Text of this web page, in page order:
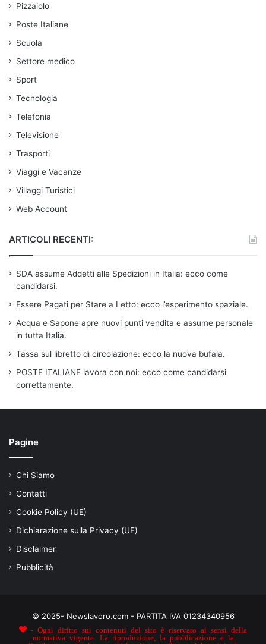
Pizzaiolo
Poste Italiane
Scuola
Settore medico
Sport
Tecnologia
Telefonia
Televisione
Trasporti
Viaggi e Vacanze
Villaggi Turistici
Web Account
ARTICOLI RECENTI:
SDA assume Addetti alle Spedizioni in Italia: ecco come
candidarsi.
Essere Pagati per Stare a Letto: ecco l’esperimento spaziale.
Acqua e Sapone apre nuovi punti vendita e assume personale
in tutta Italia.
Tassa sul libretto di circolazione: ecco la nuova bufala.
POSTE ITALIANE lavora con noi: ecco come candidarsi
correttamente.
Pagine
Chi Siamo
Contatti
Cookie Policy (UE)
Dichiarazione sulla Privacy (UE)
Disclaimer
Pubblicità
© 2025- Newslavoro.com - PARTITA IVA 01234340956
- Ogni diritto sui contenuti del sito è riservato ai sensi della
normativa vigente. La riproduzione, la pubblicazione e la